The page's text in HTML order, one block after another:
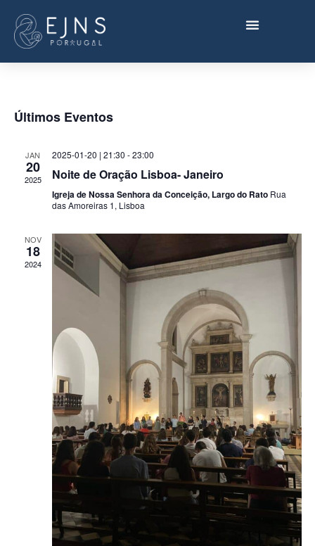
Últimos Eventos
JAN
20
2025
2025-01-20 | 21:30 -23:00
Noite de Oração Lisboa- Janeiro
Igreja de Nossa Senhora da Conceição, Largo do Rato Rua
das Amoreiras 1, Lisboa
NOV
18
2024